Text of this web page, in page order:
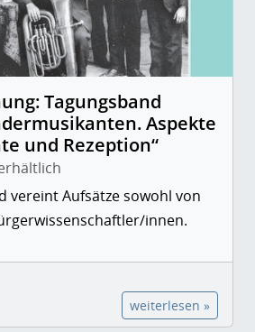
Tagungsband
Aspekte
und Rezeption“
vereint Aufsätze sowohl von
innen.
weiterlesen »